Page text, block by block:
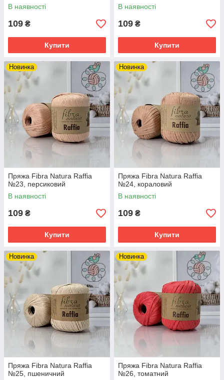
В наявності
109 ₴
Купити
В наявності
109 ₴
Купити
Новинка
Пряжа Fibra Natura Raffia
№23, персиковий
В наявності
109 ₴
Купити
Новинка
Пряжа Fibra Natura Raffia
№24, кораловий
В наявності
109 ₴
Купити
Новинка
Пряжа Fibra Natura Raffia
№25, пшеничний
Новинка
Пряжа Fibra Natura Raffia
№26, томатний